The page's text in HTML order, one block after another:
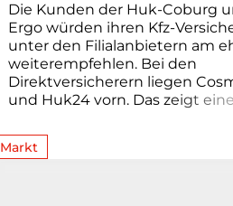
Die Kunden der Huk-Coburg
Ergo würden ihren Kfz-
unter den Filialanbietern am
weiterempfehlen. Bei den
Direktversicherern liegen
und Huk24 vorn. Das zeigt eine
Markt